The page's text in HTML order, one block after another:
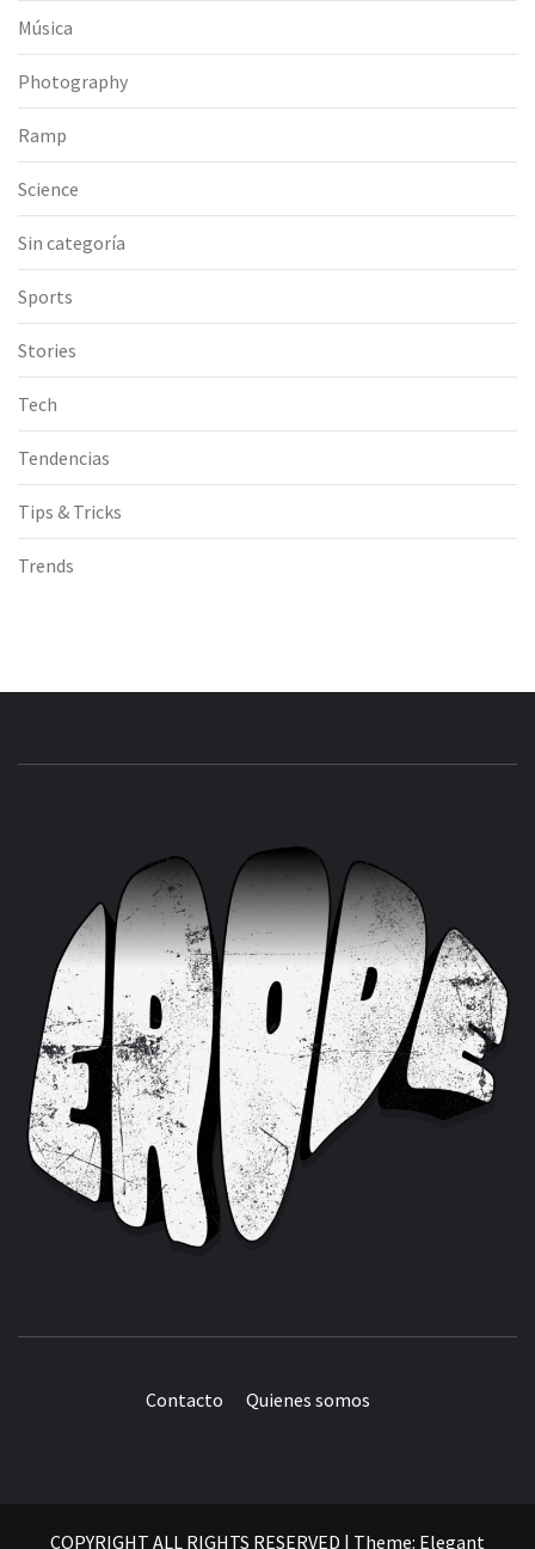
Música
Photography
Ramp
Science
Sin categoría
Sports
Stories
Tech
Tendencias
Tips & Tricks
Trends
Contacto Quienes somos
COPYRIGHT ALL RIGHTS RESERVED | Theme: Elegant